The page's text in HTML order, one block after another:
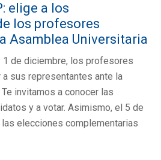
elige a los
los profesores
Asamblea Universitaria
1 de diciembre, los profesores
sus representantes ante la
invitamos a conocer las
y a votar. Asimismo, el 5 de
elecciones complementarias